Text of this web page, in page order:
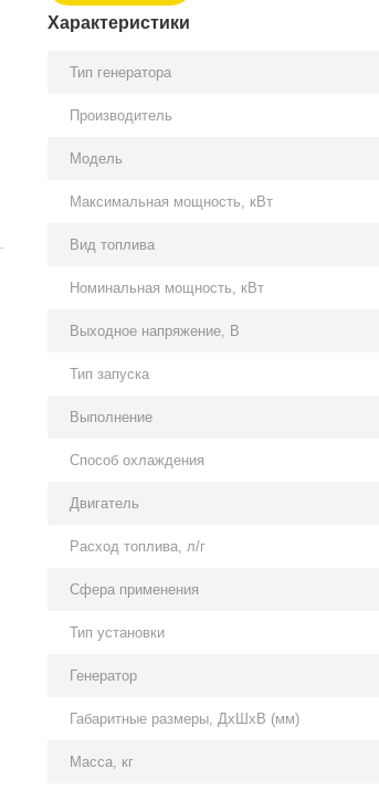
Характеристики
Тип генератора
Производитель
Модель
Максимальная мощность, кВт
Вид топлива
Номинальная мощность, кВт
Выходное напряжение, В
Тип запуска
Выполнение
Способ охлаждения
Двигатель
Расход топлива, л/г
Сфера применения
Тип установки
Генератор
Габаритные размеры, ДхШхВ (мм)
Масса, кг